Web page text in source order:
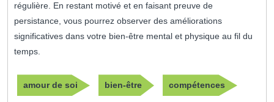
régulière. En restant motivé et en faisant preuve de
persistance, vous pourrez observer des améliorations
significatives dans votre bien-être mental et physique au fil du
temps.
amour de soi bien-être compétences